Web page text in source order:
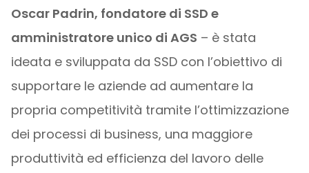
Oscar Padrin, fondatore di SSD e
amministratore unico di AGS – è stata
ideata e sviluppata da SSD con l’obiettivo di
supportare le aziende ad aumentare la
propria competitività tramite l’ottimizzazione
dei processi di business, una maggiore
produttività ed efficienza del lavoro delle